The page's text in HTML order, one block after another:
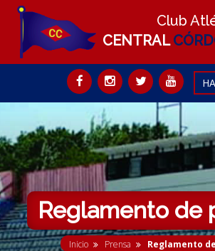
Club
CENTRAL
Reglamento de
Inicio Prensa Reglamento